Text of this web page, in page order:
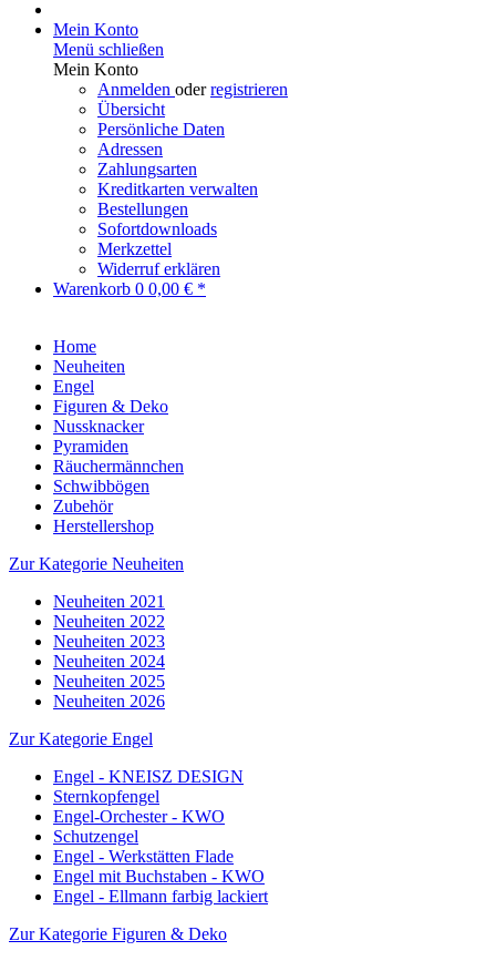
Mein Konto
Menü schließen
Mein Konto
Anmelden oderregistrieren
Übersicht
Persönliche Daten
Adressen
Zahlungsarten
Kreditkarten verwalten
Bestellungen
Sofortdownloads
Merkzettel
Widerruf erklären
Warenkorb 0 0,00 € *
Home
Neuheiten
Engel
Figuren & Deko
Nussknacker
Pyramiden
Räuchermännchen
Schwibbögen
Zubehör
Herstellershop
Zur Kategorie Neuheiten
Neuheiten 2021
Neuheiten 2022
Neuheiten 2023
Neuheiten 2024
Neuheiten 2025
Neuheiten 2026
Zur Kategorie Engel
Engel - KNEISZ DESIGN
Sternkopfengel
Engel-Orchester - KWO
Schutzengel
Engel - Werkstätten Flade
Engel mit Buchstaben - KWO
Engel - Ellmann farbig lackiert
Zur Kategorie Figuren & Deko